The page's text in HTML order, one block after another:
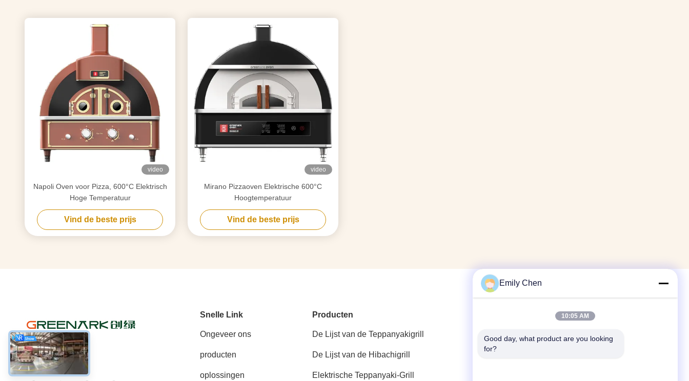
video
Napoli Oven voor Pizza, 600°C Elektrisch
Hoge Temperatuur
Vind de beste prijs
video
Mirano Pizzaoven Elektrische 600°C
Hoogtemperatuur
Vind de beste prijs
Sociale media
Snelle Link
Ongeveer ons
producten
oplossingen
Producten
De Lijst van de Teppanyakigrill
De Lijst van de Hibachigrill
Elektrische Teppanyaki-Grill
Telefoon
Emily Chen
10:05 AM
Good day, what product are you looking
for?